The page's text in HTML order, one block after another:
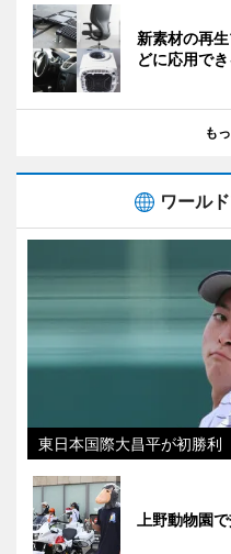
新素材の再
どに応用で
も
ワール
東日本国際大昌平が初勝
上野動物園